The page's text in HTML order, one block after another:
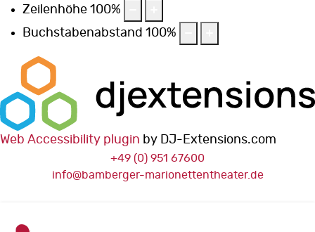
Zeilenhöhe 100%
Buchstabenabstand 100%
Web Accessibility plugin by DJ-Extensions.com
+49 (0) 951 67600
info@bamberger-marionettentheater.de